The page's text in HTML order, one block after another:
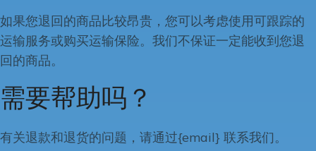
如果您退回的商品比较昂贵，您可以考虑使用可跟踪的
运输服务或购买运输保险。我们不保证一定能收到您退
回的商品。
需要帮助吗？
有关退款和退货的问题，请通过{email} 联系我们。